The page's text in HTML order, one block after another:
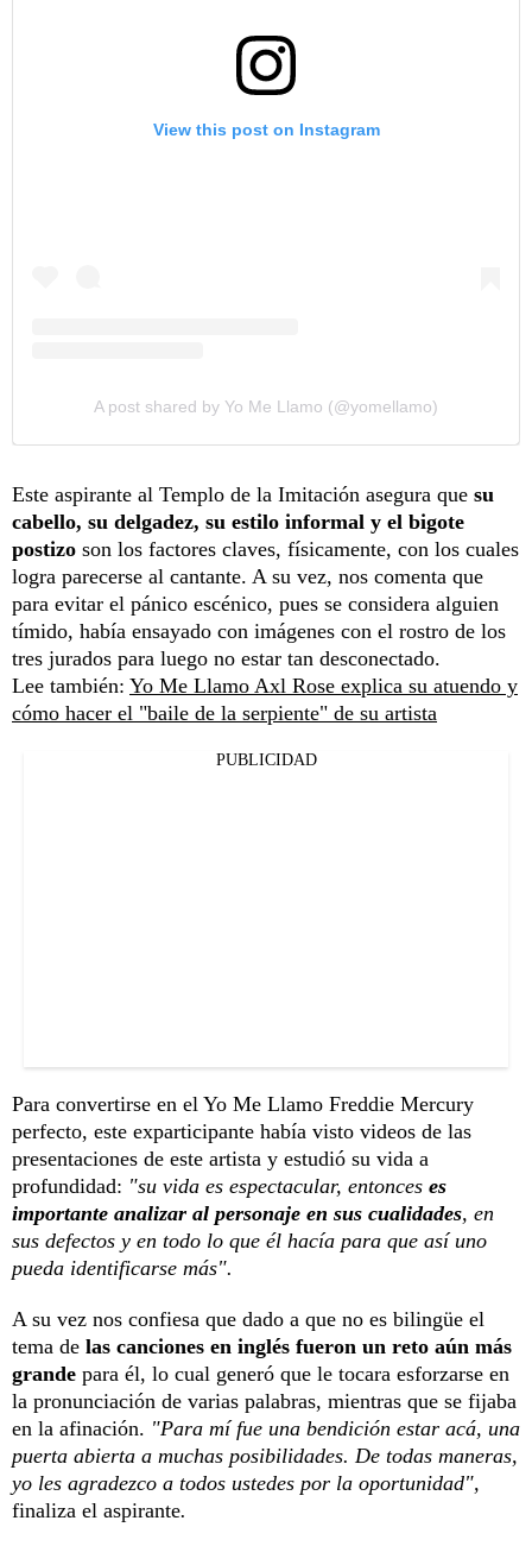
View this post on Instagram
A post shared by Yo Me Llamo (@yomellamo)
Este aspirante al Templo de la Imitación asegura que su
cabello, su delgadez, su estilo informal y el bigote
postizo son los factores claves, físicamente, con los cuales
logra parecerse al cantante. A su vez, nos comenta que
para evitar el pánico escénico, pues se considera alguien
tímido, había ensayado con imágenes con el rostro de los
tres jurados para luego no estar tan desconectado.
Lee también: Yo Me Llamo Axl Rose explica su atuendo y
cómo hacer el "baile de la serpiente" de su artista
PUBLICIDAD
Para convertirse en el Yo Me Llamo Freddie Mercury
perfecto, este exparticipante había visto videos de las
presentaciones de este artista y estudió su vida a
profundidad: "su vida es espectacular, entonces es
importante analizar al personaje en sus cualidades, en
sus defectos y en todo lo que él hacía para que así uno
pueda identificarse más".
A su vez nos confiesa que dado a que no es bilingüe el
tema de las canciones en inglés fueron un reto aún más
grande para él, lo cual generó que le tocara esforzarse en
la pronunciación de varias palabras, mientras que se fijaba
en la afinación. "Para mí fue una bendición estar acá, una
puerta abierta a muchas posibilidades. De todas maneras,
yo les agradezco a todos ustedes por la oportunidad",
finaliza el aspirante.